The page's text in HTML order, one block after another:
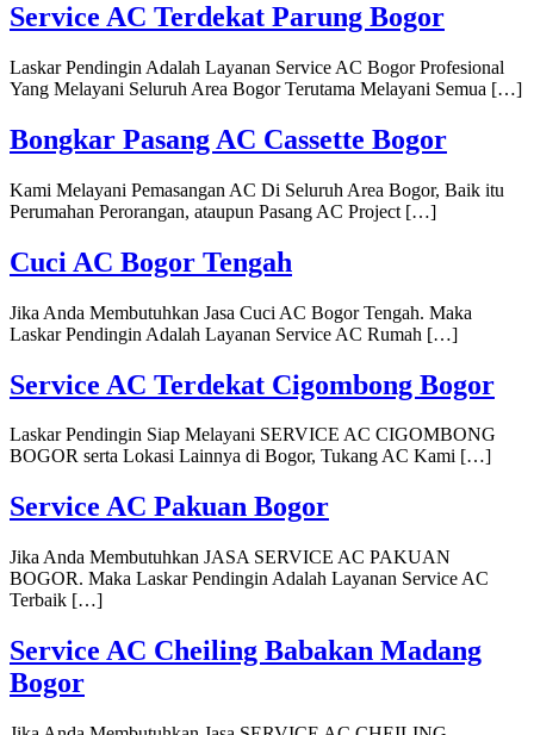
Service AC Terdekat Parung Bogor
Laskar Pendingin Adalah Layanan Service AC Bogor Profesional
Yang Melayani Seluruh Area Bogor Terutama Melayani Semua […]
Bongkar Pasang AC Cassette Bogor
Kami Melayani Pemasangan AC Di Seluruh Area Bogor, Baik itu
Perumahan Perorangan, ataupun Pasang AC Project […]
Cuci AC Bogor Tengah
Jika Anda Membutuhkan Jasa Cuci AC Bogor Tengah. Maka
Laskar Pendingin Adalah Layanan Service AC Rumah […]
Service AC Terdekat Cigombong Bogor
Laskar Pendingin Siap Melayani SERVICE AC CIGOMBONG
BOGOR serta Lokasi Lainnya di Bogor, Tukang AC Kami […]
Service AC Pakuan Bogor
Jika Anda Membutuhkan JASA SERVICE AC PAKUAN
BOGOR. Maka Laskar Pendingin Adalah Layanan Service AC
Terbaik […]
Service AC Cheiling Babakan Madang
Bogor